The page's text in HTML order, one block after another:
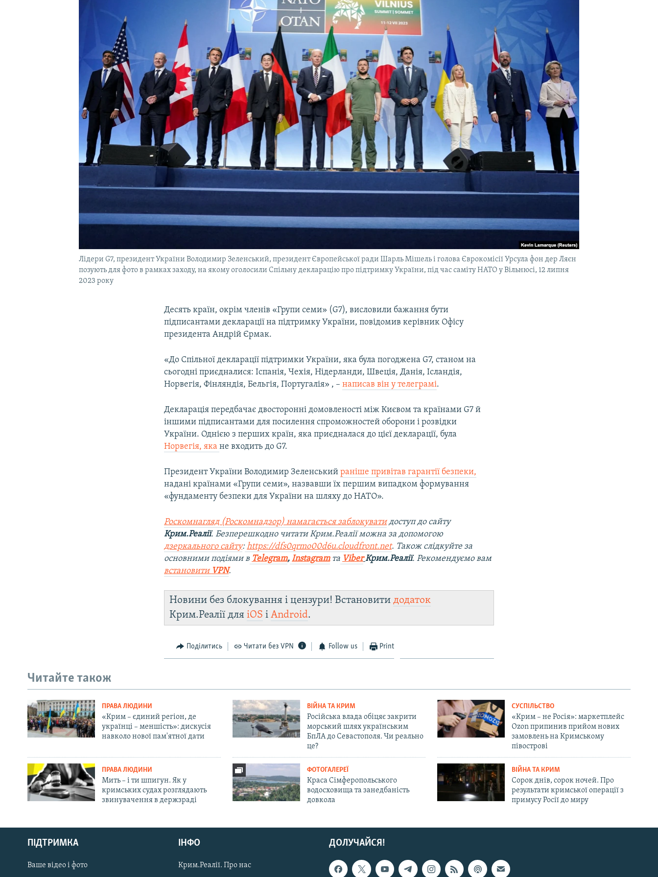
Русский
Qırımtatar
ДОЛУЧАЙСЯ!
Лідери G7, президент України Володимир Зеленський, президент Європейської ради Шарль Мішель і голова Єврокомісії Урсула фон дер Ляєн
позують для фото в рамках заходу, на якому оголосили Спільну декларацію про підтримку України, під час саміту НАТО у Вільнюсі, 12 липня
2023 року
Десять країн, окрім членів «Групи семи» (G7), висловили бажання бути
підписантами декларації на підтримку України, повідомив керівник Офісу
президента Андрій Єрмак.
«До Спільної декларації підтримки України, яка була погоджена G7, станом на
сьогодні приєдналися: Іспанія, Чехія, Нідерланди, Швеція, Данія, Ісландія,
Норвегія, Фінляндія, Бельгія, Португалія» , –написав він у телеграмі.
Декларація передбачає двосторонні домовленості між Києвом та країнами G7 й
іншими підписантами для посилення спроможностей оборони і розвідки
України. Однією з перших країн, яка приєдналася до цієї декларації, була
Норвегія, якане входить до G7.
Президент України Володимир Зеленськийраніше привітав гарантії безпеки,
надані країнами «Групи семи», назвавши їх першим випадком формування
«фундаменту безпеки для України на шляху до НАТО».
Роскомнагляд (Роскомнадзор) намагається заблокуватидоступ до сайту
Крим.Реалії. Безперешкодно читати Крим.Реалії можна за допомогою
дзеркального сайту: https://dfs0qrmo00d6u.cloudfront.net. Також слідкуйте за
основними подіями в Telegram, Instagramта Viber Крим.Реалії. Рекомендуємо вам
встановити VPN.
Новини без блокування і цензури! Встановитидодаток
Крим.Реалії дляiOS іAndroid.
Поділитись Читати без VPN Follow us Print
Читайте також
ПРАВА ЛЮДИНИ
«Крим – єдиний регіон, де
українці – меншість»: дискусія
навколо нової пам'ятної дати
ВІЙНА ТА КРИМ
Російська влада обіцяє закрити
морський шлях українським
БпЛА до Севастополя. Чи реально
це?
СУСПІЛЬСТВО
«Крим – не Росія»: маркетплейс
Ozon припинив прийом нових
замовлень на Кримському
півострові
ПРАВА ЛЮДИНИ
Мить – і ти шпигун. Як у
кримських судах розглядають
звинувачення в держзраді
ФОТОГАЛЕРЕЇ
Краса Сімферопольського
водосховища та занедбаність
довкола
ВІЙНА ТА КРИМ
Сорок днів, сорок ночей. Про
результати кримської операції з
примусу Росії до миру
ДОЛУЧАЙСЯ!
ПІДТРИМКА
Ваше відео і фото
ІНФО
Крим.Реалії. Про нас